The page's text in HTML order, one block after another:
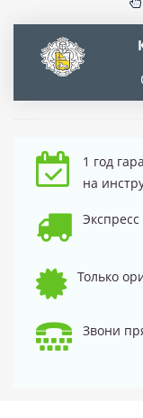
1 год
на
Только
Звони